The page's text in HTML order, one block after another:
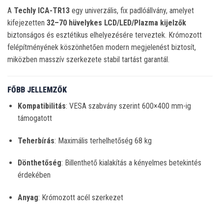
A Techly ICA-TR13 egy univerzális, fix padlóállvány, amelyet
kifejezetten 32–70 hüvelykes LCD/LED/Plazma kijelzők
biztonságos és esztétikus elhelyezésére terveztek. Krómozott
felépítményének köszönhetően modern megjelenést biztosít,
miközben masszív szerkezete stabil tartást garantál.
FŐBB JELLEMZŐK
Kompatibilitás: VESA szabvány szerint 600×400 mm-ig
támogatott
Teherbírás: Maximális terhelhetőség 68 kg
Dönthetőség: Billenthető kialakítás a kényelmes betekintés
érdekében
Anyag: Krómozott acél szerkezet